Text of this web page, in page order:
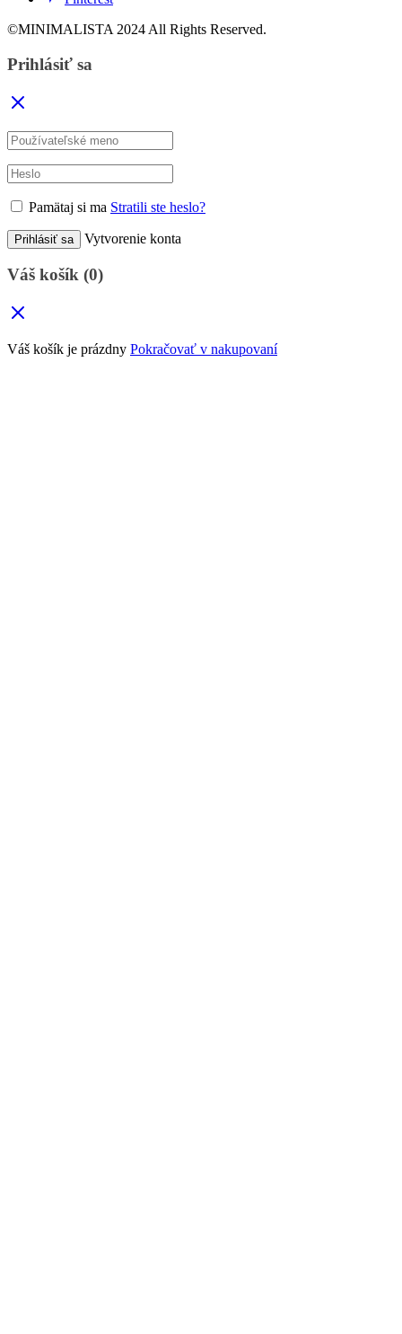
©MINIMALISTA 2024 All Rights Reserved.
Prihlásiť sa
Pamätaj si ma Stratili ste heslo?
Prihlásiť sa Vytvorenie konta
Váš košík (0)
Váš košík je prázdny Pokračovať v nakupovaní